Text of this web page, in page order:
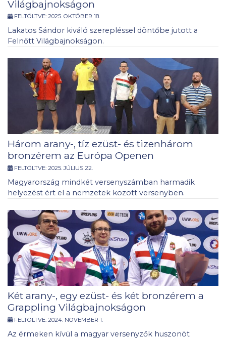
Világbajnokságon
FELTÖLTVE: 2025. OKTÓBER 18.
Lakatos Sándor kiváló szerepléssel döntőbe jutott a
Felnőtt Világbajnokságon.
Három arany-, tíz ezüst- és tizenhárom
bronzérem az Európa Openen
FELTÖLTVE: 2025. JÚLIUS 22.
Magyarország mindkét versenyszámban harmadik
helyezést ért el a nemzetek között versenyben.
Két arany-, egy ezüst- és két bronzérem a
Grappling Világbajnokságon
FELTÖLTVE: 2024. NOVEMBER 1.
Az érmeken kívül a magyar versenyzők huszonöt